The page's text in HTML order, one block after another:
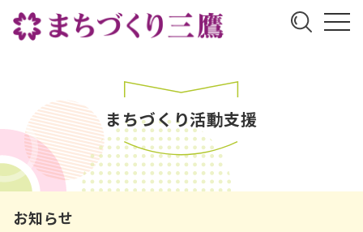
まちづくり活動支援
お知らせ